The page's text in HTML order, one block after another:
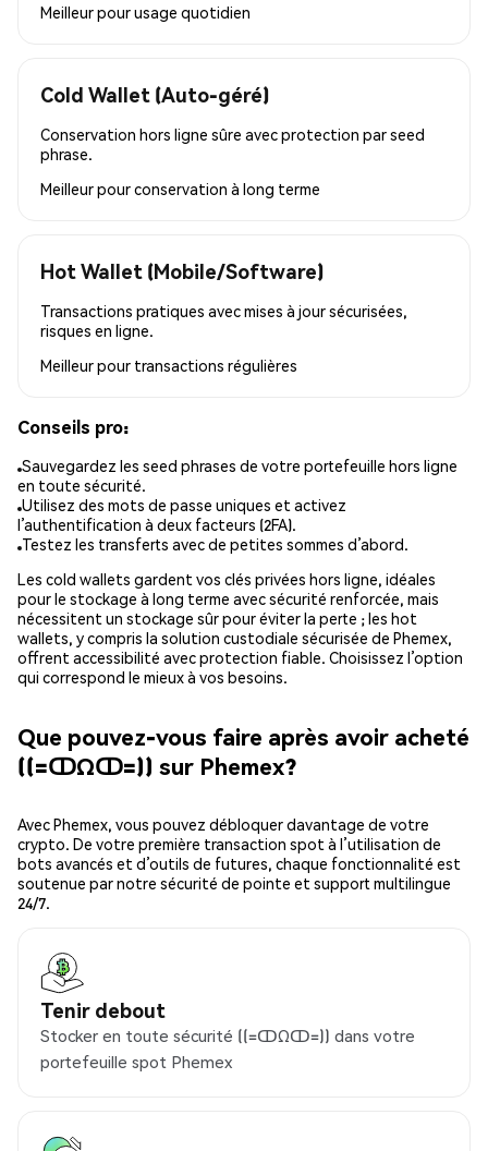
Meilleur pourusage quotidien
Cold Wallet (Auto-géré)
Conservation hors ligne sûre avec protection par seed
phrase.
Meilleur pourconservation à long terme
Hot Wallet (Mobile/Software)
Transactions pratiques avec mises à jour sécurisées,
risques en ligne.
Meilleur pour transactions régulières
Conseils pro:
Sauvegardez les seed phrases de votre portefeuille hors ligne
en toute sécurité.
Utilisez des mots de passe uniques et activez
l’authentification à deux facteurs (2FA).
Testez les transferts avec de petites sommes d’abord.
Les cold wallets gardent vos clés privées hors ligne, idéales
pour le stockage à long terme avec sécurité renforcée, mais
nécessitent un stockage sûr pour éviter la perte ; les hot
wallets, y compris la solution custodiale sécurisée de Phemex,
offrent accessibilité avec protection fiable. Choisissez l’option
qui correspond le mieux à vos besoins.
Que pouvez-vous faire après avoir acheté
((=ↀΩↀ=)) sur Phemex?
Avec Phemex, vous pouvez débloquer davantage de votre
crypto. De votre première transaction spot à l’utilisation de
bots avancés et d’outils de futures, chaque fonctionnalité est
soutenue par notre sécurité de pointe et support multilingue
24/7.
Tenir debout
Stocker en toute sécurité ((=ↀΩↀ=)) dans votre
portefeuille spot Phemex